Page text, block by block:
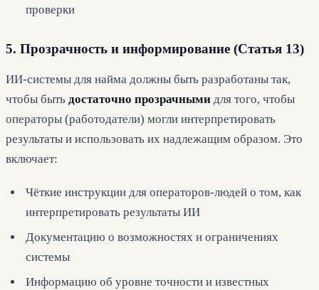
проверки
5. Прозрачность и информирование (Статья 13)
ИИ-системы для найма должны быть разработаны так,
чтобы быть достаточно прозрачными для того, чтобы
операторы (работодатели) могли интерпретировать
результаты и использовать их надлежащим образом. Это
включает:
Чёткие инструкции для операторов-людей о том, как
интерпретировать результаты ИИ
Документацию о возможностях и ограничениях
системы
Информацию об уровне точности и известных